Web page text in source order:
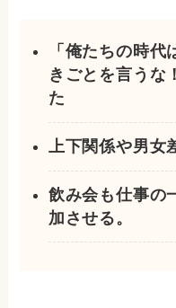
「俺たちの時
きごとを言うな
た
上下関係や男女
飲み会も仕事の
加させる。